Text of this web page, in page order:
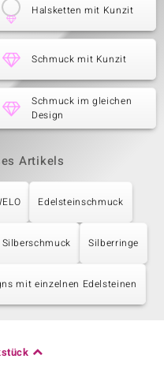
Halsketten mit Kunzit
Schmuck mit Kunzit
Schmuck im gleichen
Design
Artikels
Edelsteinschmuck
Silberschmuck Silberringe
mit einzelnen Edelsteinen